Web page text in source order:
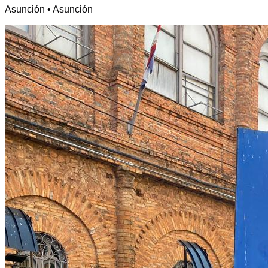
Asunción • Asunción